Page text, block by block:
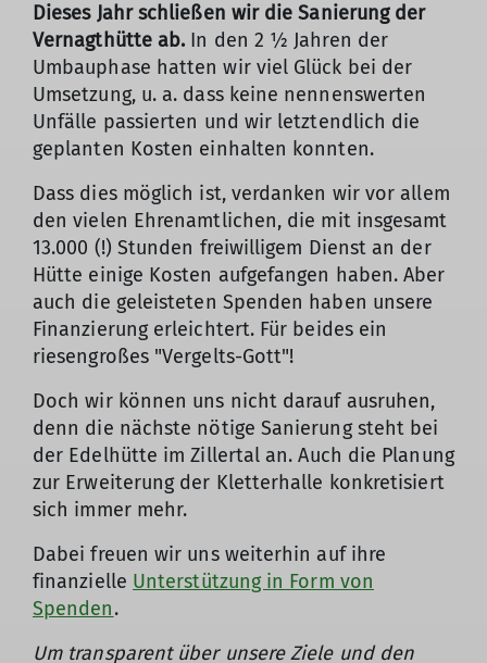
Dieses Jahr schließen wir die Sanierung der
Vernagthütte ab. In den 2 ½ Jahren der
Umbauphase hatten wir viel Glück bei der
Umsetzung, u. a. dass keine nennenswerten
Unfälle passierten und wir letztendlich die
geplanten Kosten einhalten konnten.
Dass dies möglich ist, verdanken wir vor allem
den vielen Ehrenamtlichen, die mit insgesamt
13.000 (!) Stunden freiwilligem Dienst an der
Hütte einige Kosten aufgefangen haben. Aber
auch die geleisteten Spenden haben unsere
Finanzierung erleichtert. Für beides ein
riesengroßes "Vergelts-Gott"!
Doch wir können uns nicht darauf ausruhen,
denn die nächste nötige Sanierung steht bei
der Edelhütte im Zillertal an. Auch die Planung
zur Erweiterung der Kletterhalle konkretisiert
sich immer mehr.
Dabei freuen wir uns weiterhin auf ihre
finanzielle Unterstützung in Form von
Spenden.
Um transparent über unsere Ziele und den